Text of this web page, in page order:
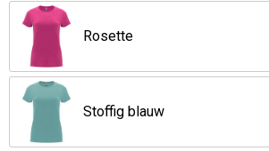
Rosette
Stoffig blauw